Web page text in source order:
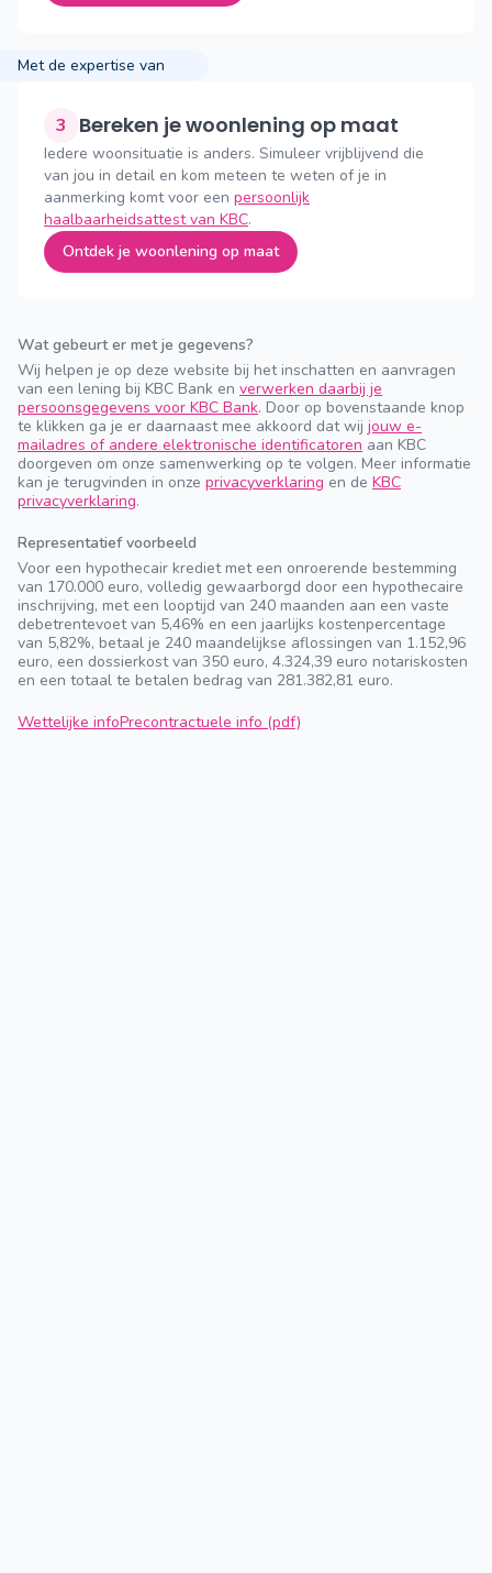
Met de expertise van
3 Bereken je woonlening op maat
Iedere woonsituatie is anders. Simuleer vrijblijvend die
van jou in detail en kom meteen te weten of je in
aanmerking komt voor een persoonlijk
haalbaarheidsattest van KBC.
Ontdek je woonlening op maat
Wat gebeurt er met je gegevens?
Wij helpen je op deze website bij het inschatten en aanvragen
van een lening bij KBC Bank en verwerken daarbij je
persoonsgegevens voor KBC Bank. Door op bovenstaande knop
te klikken ga je er daarnaast mee akkoord dat wij jouw e-
mailadres of andere elektronische identificatoren aan KBC
doorgeven om onze samenwerking op te volgen. Meer informatie
kan je terugvinden in onze privacyverklaring en de KBC
privacyverklaring.
Representatief voorbeeld
Voor een hypothecair krediet met een onroerende bestemming
van 170.000 euro, volledig gewaarborgd door een hypothecaire
inschrijving, met een looptijd van 240 maanden aan een vaste
debetrentevoet van 5,46% en een jaarlijks kostenpercentage
van 5,82%, betaal je 240 maandelijkse aflossingen van 1.152,96
euro, een dossierkost van 350 euro, 4.324,39 euro notariskosten
en een totaal te betalen bedrag van 281.382,81 euro.
Wettelijke infoPrecontractuele info (pdf)